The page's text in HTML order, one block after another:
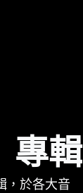
專輯
，於各大音